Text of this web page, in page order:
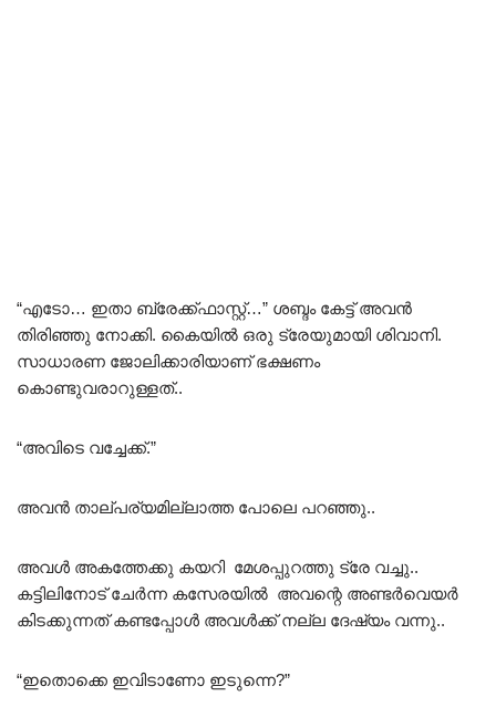
“എടോ… ഇതാ ബ്രേക്ക്ഫാസ്റ്റ്…” ശബ്ദം കേട്ട് അവൻ
തിരിഞ്ഞു നോക്കി. കൈയിൽ ഒരു ട്രേയുമായി ശിവാനി.
സാധാരണ ജോലിക്കാരിയാണ് ഭക്ഷണം
കൊണ്ടുവരാറുള്ളത്..
“അവിടെ വച്ചേക്ക്.”
അവൻ താല്പര്യമില്ലാത്ത പോലെ പറഞ്ഞു..
അവൾ അകത്തേക്കു കയറി മേശപ്പുറത്തു ട്രേ വച്ചു..
കട്ടിലിനോട് ചേർന്ന കസേരയിൽ അവന്റെ അണ്ടർവെയർ
കിടക്കുന്നത് കണ്ടപ്പോൾ അവൾക്ക് നല്ല ദേഷ്യം വന്നു..
“ഇതൊക്കെ ഇവിടാണോ ഇടുന്നെ?”